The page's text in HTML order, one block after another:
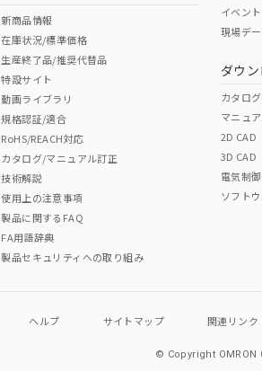
新商品情報
在庫状況/標準価格
生産終了品/推奨代替品
特設サイト
動画ライブラリ
規格認証/適合
RoHS/REACH対応
カタログ/マニュアル訂正
技術解説
使用上の注意事項
製品に関するFAQ
FA用語辞典
製品セキュリティへの取り組み
イベント
現場デ
ダウ
カタログ
マニュ
2D CAD
3D CAD
電気制
ソフト
ヘルプ サイトマップ 関連リンク
© Copyright